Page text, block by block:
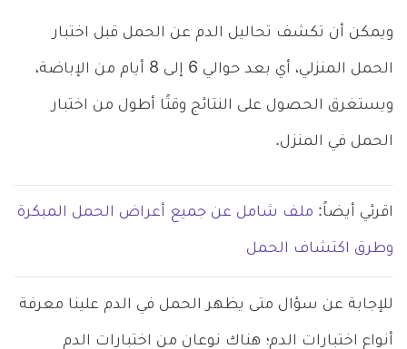
ويمكن أن تكشف تحاليل الدم عن الحمل قبل اختبار
الحمل المنزلي، أي بعد حوالي 6 إلى 8 أيام من الإباضة،
ويستغرق الحصول على النتائج وقتًا أطول من اختبار
الحمل في المنزل.
اقرئي أيضاً: ملف شامل عن جميع أعراض الحمل المبكرة
وطرق اكتشاف الحمل
للإجابة عن سؤال متى يظهر الحمل في الدم علينا معرفة
أنواع اختبارات الدم؛ هناك نوعان من اختبارات الدم